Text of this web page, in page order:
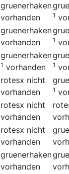
gruenerhaken
vorhanden
1
gruenerhaken
vorhanden
1
gruenerhaken
1 vorhanden 1
rotesx nicht
vorhanden
1
rotesx nicht
vorhanden
rotesx nicht
vorhanden
gruenerhaken
vorhanden